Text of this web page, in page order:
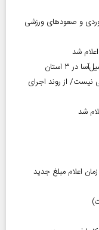
و صعودهای ورزشی
شد
از روند اجرای
شد
اعلام مبلغ جدید